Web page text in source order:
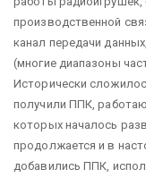
производст­венной
канал передачи
(многие диапазоны
Исторически
получили ППК,
которых началось
продолжается и в
добавились ППК,